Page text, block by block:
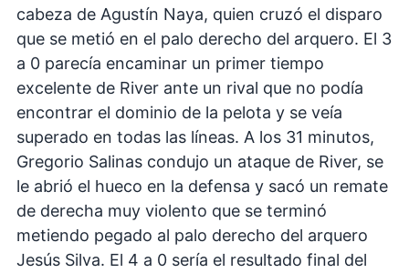
cabeza de Agustín Naya, quien cruzó el disparo
que se metió en el palo derecho del arquero. El 3
a 0 parecía encaminar un primer tiempo
excelente de River ante un rival que no podía
encontrar el dominio de la pelota y se veía
superado en todas las líneas. A los 31 minutos,
Gregorio Salinas condujo un ataque de River, se
le abrió el hueco en la defensa y sacó un remate
de derecha muy violento que se terminó
metiendo pegado al palo derecho del arquero
Jesús Silva. El 4 a 0 sería el resultado final del